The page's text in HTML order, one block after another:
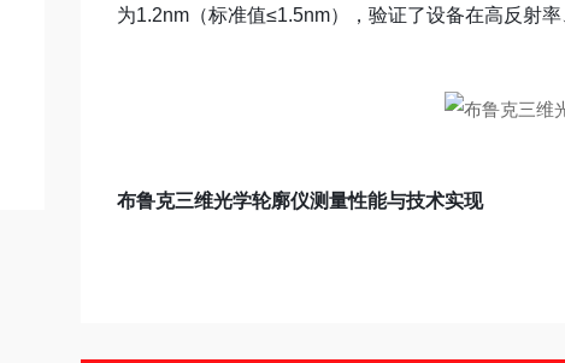
为1.2nm（标准值≤1.5nm），验证了设备在高反射
布鲁克三维光学轮廓仪测量性能与技术实现